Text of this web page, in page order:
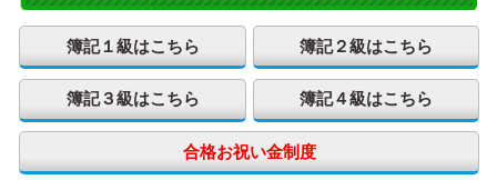
簿記１級はこちら 簿記２級はこちら
簿記３級はこちら 簿記４級はこちら
合格お祝い金制度